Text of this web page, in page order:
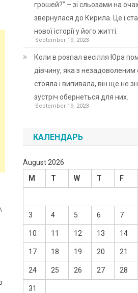
грошей?” – зі сльозами на
звернулася до Кирила. Це і
нової історії у його житті.
September 19, 2023
Коли в розпал весілля Юра
дівчину, яка з
стояла і випивала, він ще не
зустріч обернеться для них.
September 19, 2023
КАЛЕНДАРЬ
August 2026
M
T W T F
3 4 5 6 7
10 11 12 13 14
17 18 19 20 21
24 25 26 27 28
31